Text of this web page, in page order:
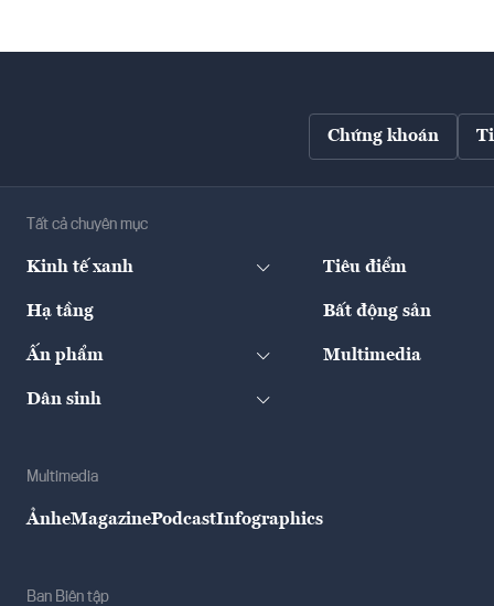
Chứng khoán
Tất cả chuyên mục
Kinh tế xanh Tiêu điểm
Hạ tầng Bất động sản
Ấn phẩm Multimedia
Dân sinh
Multimedia
ẢnheMagazinePodcastInfographics
Ban Biên tập